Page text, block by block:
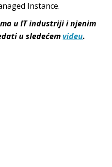
Instance.
u IT industriji i njenim
u sledećemvideu.